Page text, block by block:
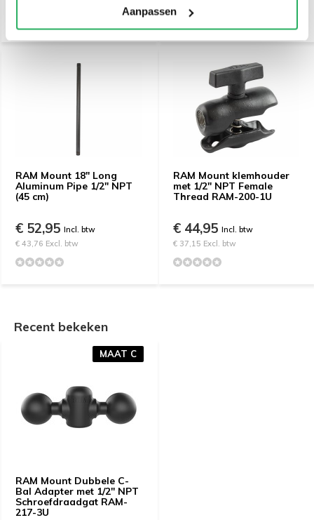
Aanpassen
RAM Mount 18" Long
Aluminum Pipe 1/2" NPT
(45 cm)
€ 52,95 Incl. btw
€ 43,76 Excl. btw
RAM Mount klemhouder
met 1/2" NPT Female
Thread RAM-200-1U
€ 44,95 Incl. btw
€ 37,15 Excl. btw
Recent bekeken
RAM Mount Dubbele C-
Bal Adapter met 1/2" NPT
Schroefdraadgat RAM-
217-3U
MAAT C